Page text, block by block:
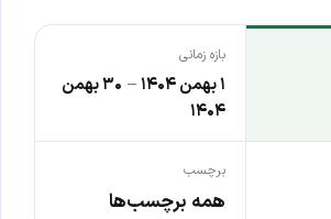
بازه زمانی
۱ بهمن ۱۴۰۴ –
۳۰ بهمن
۱۴۰۴
برچسب
همه برچسب‌ها